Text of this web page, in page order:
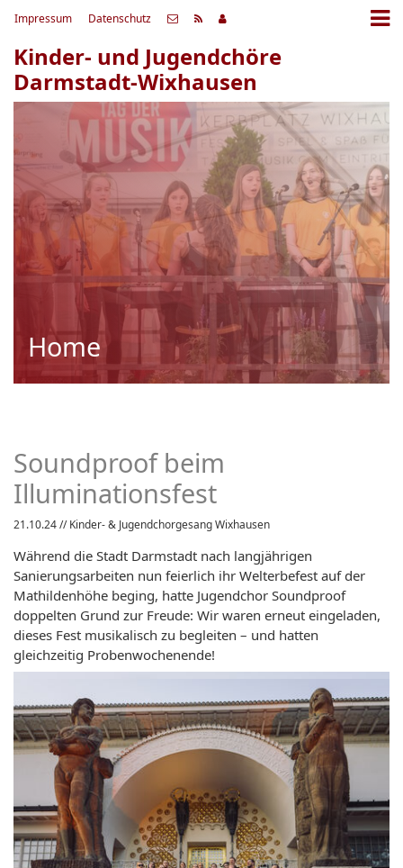
Impressum Datenschutz
Kinder- und Jugendchöre
Darmstadt-Wixhausen
Home
Soundproof beim
Illuminationsfest
21.10.24// Kinder- & Jugendchorgesang Wixhausen
Während die Stadt Darmstadt nach langjährigen
Sanierungsarbeiten nun feierlich ihr Welterbefest auf der
Mathildenhöhe beging, hatte Jugendchor Soundproof
doppelten Grund zur Freude: Wir waren erneut eingeladen,
dieses Fest musikalisch zu begleiten – und hatten
gleichzeitig Probenwochenende!